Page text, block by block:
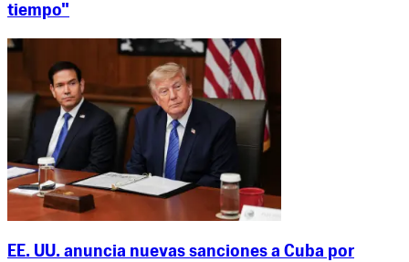
tiempo"
EE. UU. anuncia nuevas sanciones a Cuba por